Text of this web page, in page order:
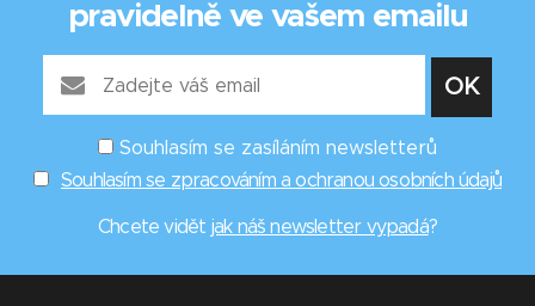
pravidelně ve vašem emailu
Souhlasím se zasíláním newsletterů
Souhlasím se zpracováním a ochranou osobních údajů
Chcete vidět jak náš newsletter vypadá?